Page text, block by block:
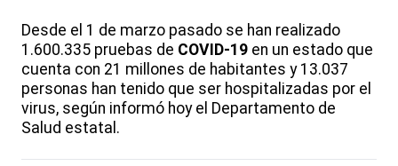
Desde el 1 de marzo pasado se han realizado
1.600.335 pruebas de COVID-19 en un estado que
cuenta con 21 millones de habitantes y 13.037
personas han tenido que ser hospitalizadas por el
virus, según informó hoy el Departamento de
Salud estatal.